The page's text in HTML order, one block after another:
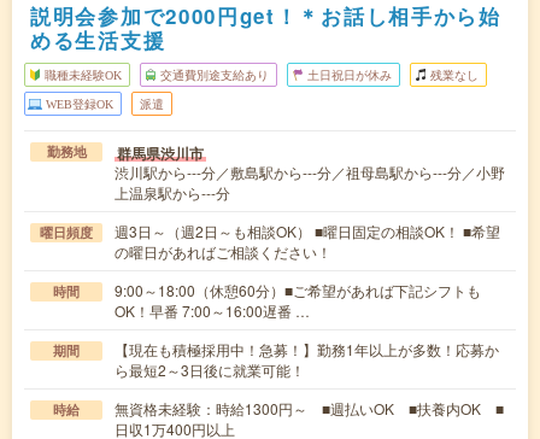
説明会参加で2000円get！＊お話し相手から始
める生活支援
職種未経験OK 交通費別途支給あり 土日祝日が休み 残業なし
WEB登録OK 派遣
勤務地 群馬県渋川市
渋川駅から---分／敷島駅から---分／祖母島駅から---分／小野
上温泉駅から---分
曜日頻度
週3日～（週2日～も相談OK） ■曜日固定の相談OK！ ■希望
の曜日があればご相談ください！
時間
9:00～18:00（休憩60分）■ご希望があれば下記シフトも
OK！早番 7:00～16:00遅番 …
期間
【現在も積極採用中！急募！】勤務1年以上が多数！応募か
ら最短2～3日後に就業可能！
時給
無資格未経験：時給1300円～ ■週払いOK ■扶養内OK ■
日収1万400円以上